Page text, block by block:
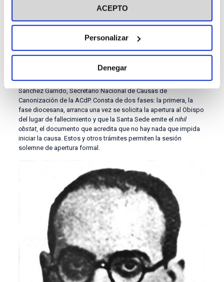
ACEPTO
Personalizar
Denegar
después de unos meses de cierta calma, fue fusilado en el
picadero de Paterna el 28 de noviembre de 1936.
43 causas de canonización
Actualmente, además de estos cinco mártires beatificados, la
canonización abiertas, en diferentes estadios del
recorrido. «Es un proceso largo y complejo», advierte Pablo
Sánchez Garrido, Secretario Nacional de Causas de
Canonización de la ACdP. Consta de dos fases: la primera, la
fase diocesana, arranca una vez se solicita la apertura al Obispo
del lugar de fallecimiento y que la Santa Sede emite el nihil
obstat, el documento que acredita que no hay nada que impida
iniciar la causa. Estos y otros trámites permiten la sesión
solemne de apertura formal.